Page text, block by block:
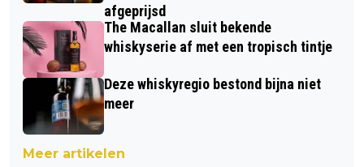
afgeprijsd
The Macallan sluit bekende
whiskyserie af met een tropisch tintje
Deze whiskyregio bestond bijna niet
meer
Meer artikelen